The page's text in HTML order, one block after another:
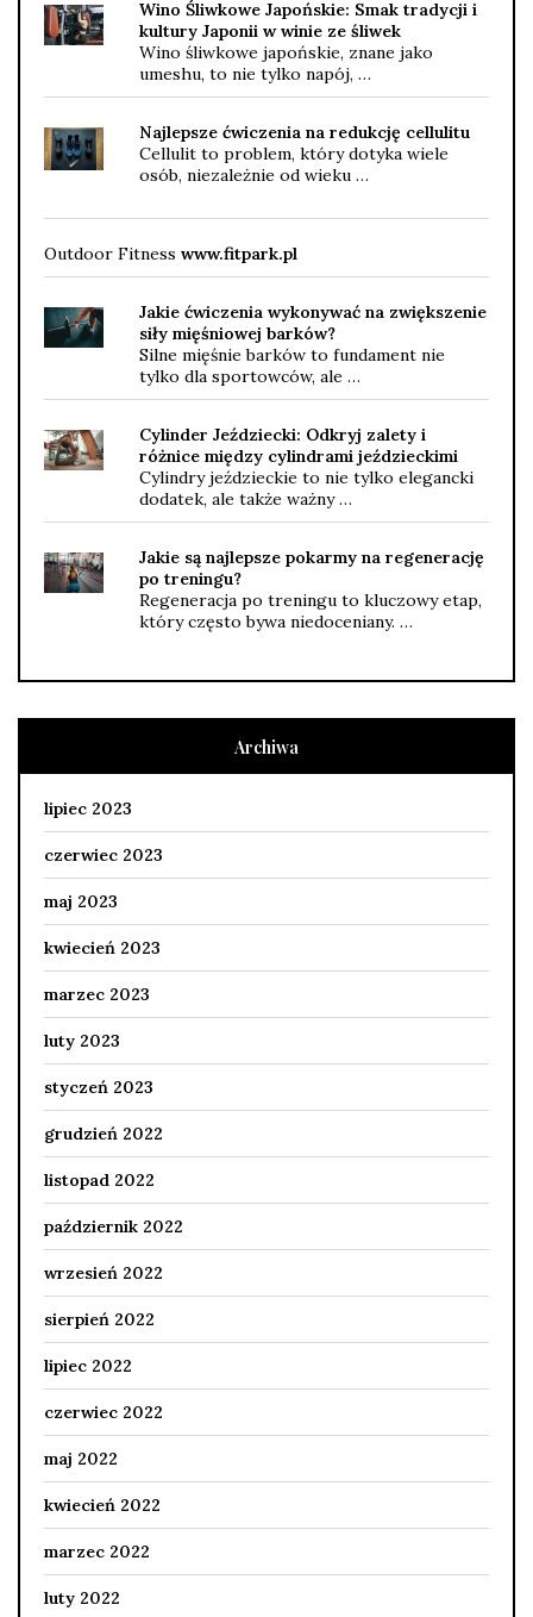
Wino Śliwkowe Japońskie: Smak tradycji i
kultury Japonii w winie ze śliwek
Wino śliwkowe japońskie, znane jako
umeshu, to nie tylko napój, …
Najlepsze ćwiczenia na redukcję cellulitu
Cellulit to problem, który dotyka wiele
osób, niezależnie od wieku …
Outdoor Fitness www.fitpark.pl
Jakie ćwiczenia wykonywać na zwiększenie
siły mięśniowej barków?
Silne mięśnie barków to fundament nie
tylko dla sportowców, ale …
Cylinder Jeździecki: Odkryj zalety i
różnice między cylindrami jeździeckimi
Cylindry jeździeckie to nie tylko elegancki
dodatek, ale także ważny …
Jakie są najlepsze pokarmy na regenerację
po treningu?
Regeneracja po treningu to kluczowy etap,
który często bywa niedoceniany. …
Archiwa
lipiec 2023
czerwiec 2023
maj 2023
kwiecień 2023
marzec 2023
luty 2023
styczeń 2023
grudzień 2022
listopad 2022
październik 2022
wrzesień 2022
sierpień 2022
lipiec 2022
czerwiec 2022
maj 2022
kwiecień 2022
marzec 2022
luty 2022